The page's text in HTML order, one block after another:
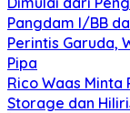
Pangdam I/BB
Perintis Garuda,
Pipa
Rico Waas Minta
Storage dan